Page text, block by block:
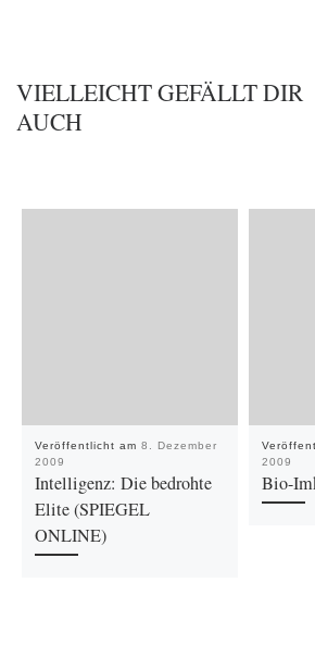
VIELLEICHT GEFÄLLT DIR
AUCH
Veröffentlicht am 8. Dezember
2009
Intelligenz: Die bedrohte
Elite (SPIEGEL
ONLINE)
2009
Bio-